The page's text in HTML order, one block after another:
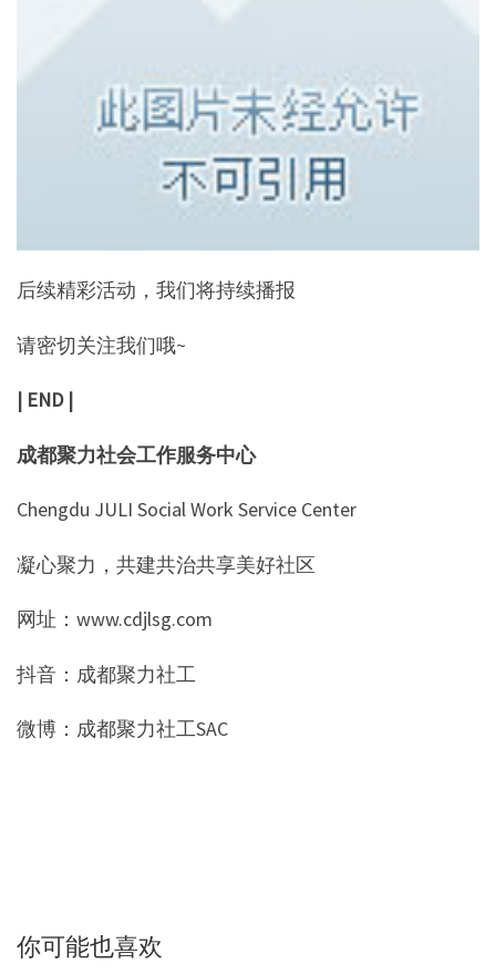
后续精彩活动，我们将持续播报
请密切关注我们哦~
| END |
成都聚力社会工作服务中心
Chengdu JULI Social Work Service Center
凝心聚力，共建共治共享美好社区
网址：www.cdjlsg.com
抖音：成都聚力社工
微博：成都聚力社工SAC
你可能也喜欢